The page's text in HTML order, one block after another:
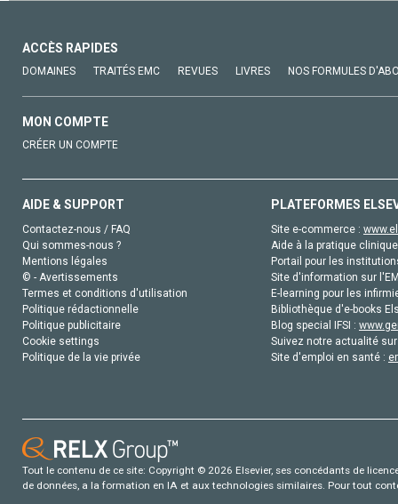
ACCÈS RAPIDES
DOMAINES TRAITÉS EMC REVUES LIVRES NOS FORMULES
MON COMPTE
CRÉER UN COMPTE
AIDE & SUPPORT
Contactez-nous / FAQ
Qui sommes-nous ?
Mentions légales
© - Avertissements
Termes et conditions d'utilisation
Politique rédactionnelle
Politique publicitaire
Cookie settings
Politique de la vie privée
PLATEFORMES
Site e-commerce :
Aide à la pratique
Portail pour les
Site d'information sur
E-learning pour les
Bibliothèque d'e-books
Blog special IFSI :
Suivez notre actualité
Site d'emploi en santé :
Tout le contenu de ce site: Copyright © 2026 Elsevier, ses concédants de
de données, a la formation en IA et aux technologies similaires. Pour tout